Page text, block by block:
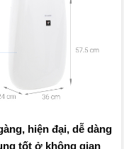
hiện đại, dễ dàng
tốt ở không gian